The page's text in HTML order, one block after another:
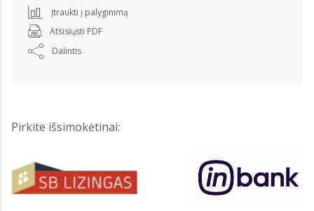
Įtraukti į palyginimą
Atsisiųsti PDF
Dalintis
Pirkite išsimokėtinai: